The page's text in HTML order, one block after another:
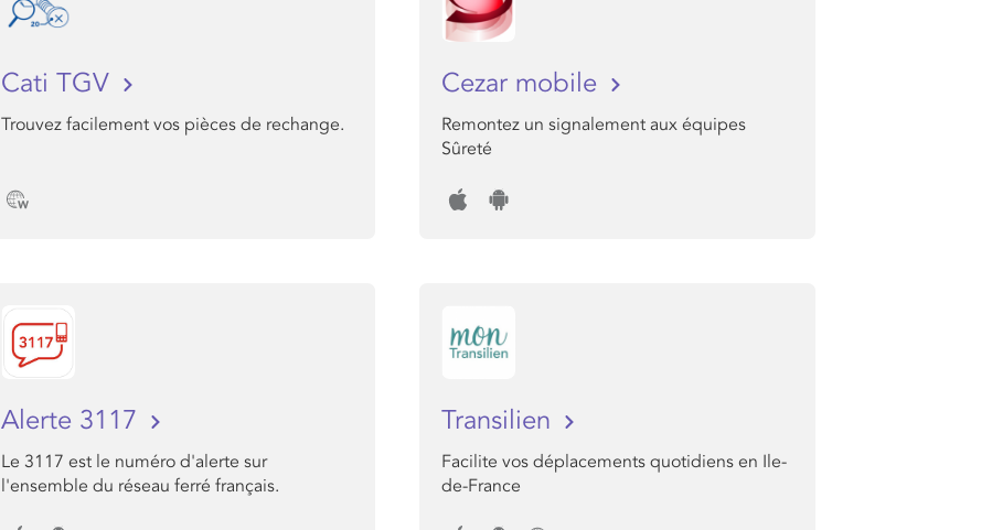
Cati TGV
Trouvez facilement vos pièces de rechange.
Cezar mobile
Remontez un signalement aux équipes
Sûreté
Alerte 3117
Le 3117 est le numéro d'alerte sur
l'ensemble du réseau ferré français.
Transilien
Facilite vos déplacements quotidiens en Ile-
de-France